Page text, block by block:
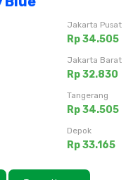
Jakarta Pusat
Rp 34.505
Jakarta Barat
Rp 32.830
Tangerang
Rp 34.505
Depok
Rp 33.165